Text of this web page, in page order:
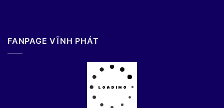
FANPAGE VĨNH PHÁT